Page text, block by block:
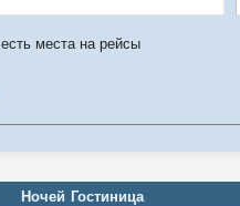
есть места на рейсы
Ночей Гостиница